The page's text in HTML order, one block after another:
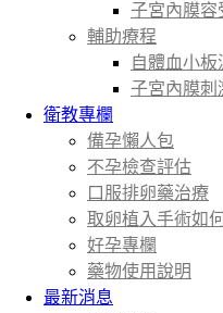
子宮內膜容
輔助療程
自體血小板
子宮內膜刺
衛教專欄
備孕懶人包
不孕檢查評估
口服排卵藥治療
取卵植入手術如
好孕專欄
藥物使用說明
最新消息